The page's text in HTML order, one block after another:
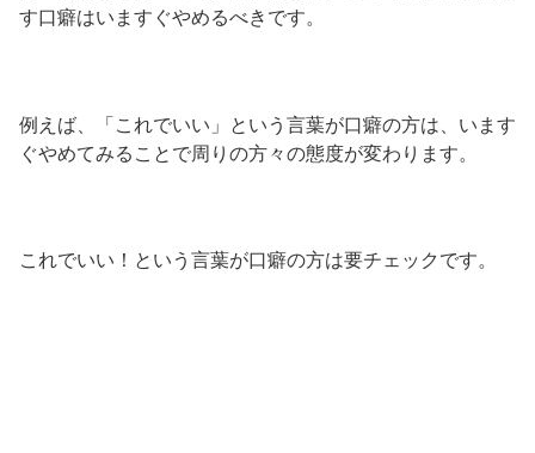
す口癖はいますぐやめるべきです。
例えば、「これでいい」という言葉が口癖の方は、います
ぐやめてみることで周りの方々の態度が変わります。
これでいい！という言葉が口癖の方は要チェックです。